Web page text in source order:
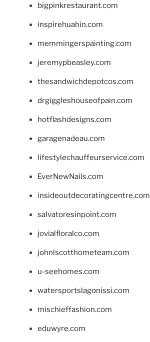
bigpinkrestaurant.com
inspirehuahin.com
memmingerspainting.com
jeremypbeasley.com
thesandwichdepotcos.com
drgiggleshouseofpain.com
hotflashdesigns.com
garagenadeau.com
lifestylechauffeurservice.com
EverNewNails.com
insideoutdecoratingcentre.com
salvatoresinpoint.com
jovialfloralco.com
johnlscotthometeam.com
u-seehomes.com
watersportslagonissi.com
mischieffashion.com
eduwyre.com